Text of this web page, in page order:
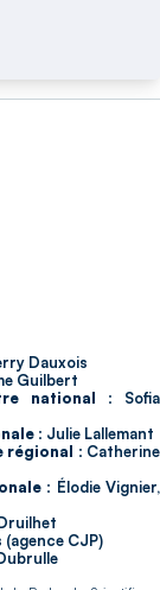
Dauxois
Guilbert
national : Sofia
: Julie Lallemant
régional : Catherine
: Élodie Vignier,
(agence CJP)